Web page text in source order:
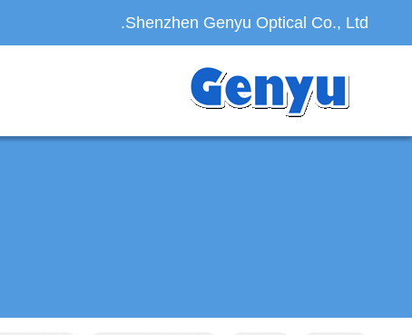
Shenzhen Genyu Optical Co., Ltd.